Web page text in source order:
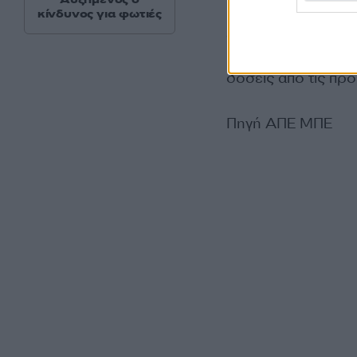
Για να
από τις
δόσεις από τις
Πηγή ΑΠΕ ΜΠΕ
κίνδυνος για φωτιές